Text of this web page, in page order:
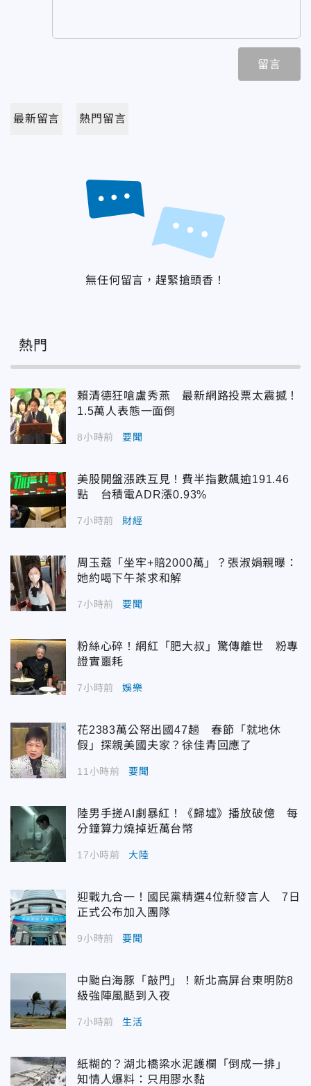
留言
最新留言 熱門留言
無任何留言，趕緊搶頭香！
熱門
賴清德狂嗆盧秀燕 最新網路投票太震撼！
1.5萬人表態一面倒
8小時前 要聞
美股開盤漲跌互見！費半指數飆逾191.46
點 台積電ADR漲0.93%
7小時前 財經
周玉蔻「坐牢+賠2000萬」？張淑娟親曝：
她約喝下午茶求和解
7小時前 要聞
粉絲心碎！網紅「肥大叔」驚傳離世 粉專
證實噩耗
7小時前 娛樂
花2383萬公帑出國47趟 春節「就地休
假」探親美國夫家？徐佳青回應了
11小時前 要聞
陸男手搓AI劇暴紅！《歸墟》播放破億 每
分鐘算力燒掉近萬台幣
17小時前 大陸
迎戰九合一！國民黨精選4位新發言人 7日
正式公布加入團隊
9小時前 要聞
中颱白海豚「敲門」！新北高屏台東明防8
級強陣風颳到入夜
7小時前 生活
紙糊的？湖北橋梁水泥護欄「倒成一排」
知情人爆料：只用膠水黏